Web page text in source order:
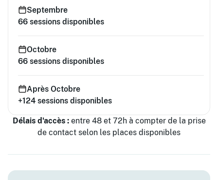
Septembre
66 sessions disponibles
Octobre
66 sessions disponibles
Après Octobre
+124 sessions disponibles
Délais d'accès :entre 48 et 72h à compter de la prise
de contact selon les places disponibles